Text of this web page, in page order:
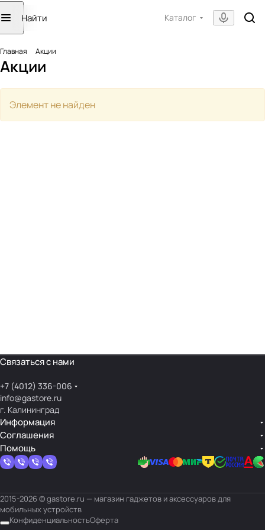
Каталог
Главная Акции
Акции
Элемент не найден
Связаться с нами
+7 (4012) 336-006
info@gastore.ru
г. Калининград
Информация
Соглашения
Помощь
2015-2026 © gastore.ru — магазин гаджетов и аксессуаров для
мобильных устройств
КонфиденциальностьОферта